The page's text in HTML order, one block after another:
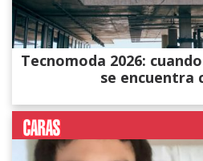
Tecnomoda 2026:
se encuentra